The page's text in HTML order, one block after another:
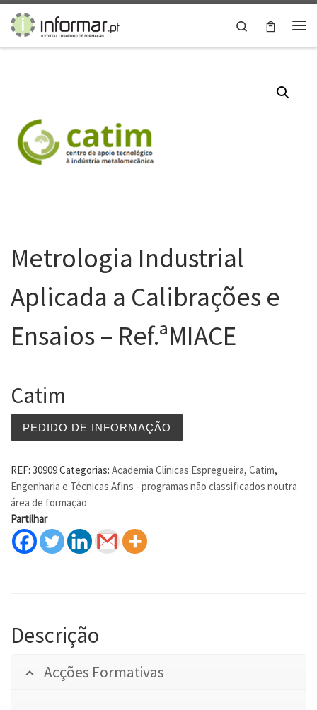
Skip to content
Search
Metrologia Industrial
Aplicada a Calibrações e
Ensaios – Ref.ªMIACE
Catim
PEDIDO DE INFORMAÇÃO
REF: 30909Categorias: Academia Clínicas Espregueira, Catim,
Engenharia e Técnicas Afins - programas não classificados noutra
área de formação
Partilhar
Descrição
Acções Formativas